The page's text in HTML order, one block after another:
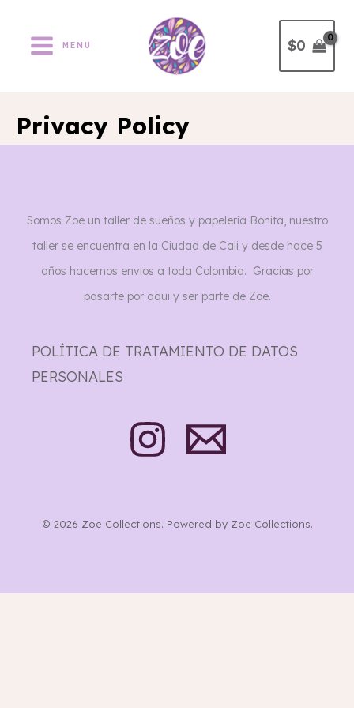
MENU $0
Privacy Policy
Somos Zoe un taller de sueños y papeleria Bonita, nuestro
taller se encuentra en la Ciudad de Cali y desde hace 5
años hacemos envios a toda Colombia. Gracias por
pasarte por aqui y ser parte de Zoe.
POLÍTICA DE TRATAMIENTO DE DATOS
PERSONALES
© 2026 Zoe Collections. Powered by Zoe Collections.